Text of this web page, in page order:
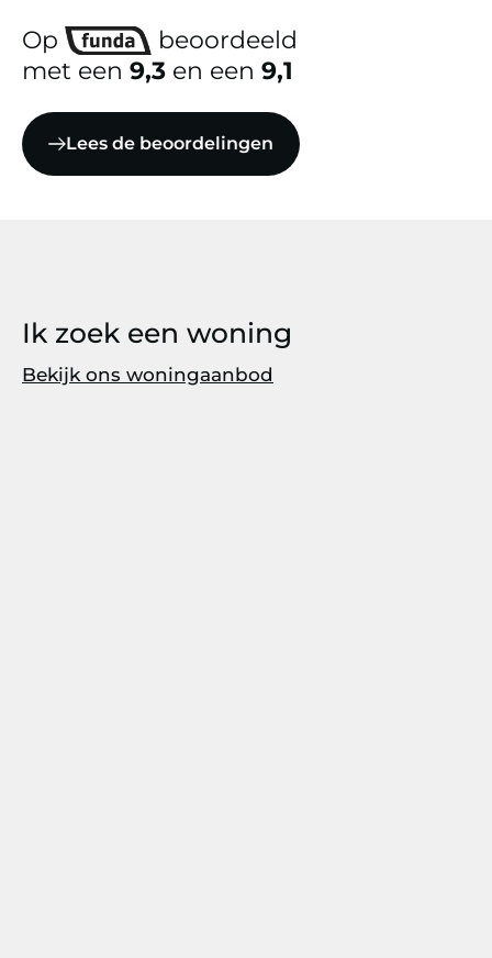
Op
beoordeeld
met een 9,3 en een 9,1
Lees de beoordelingen
Ik zoek een woning
Bekijk ons woningaanbod